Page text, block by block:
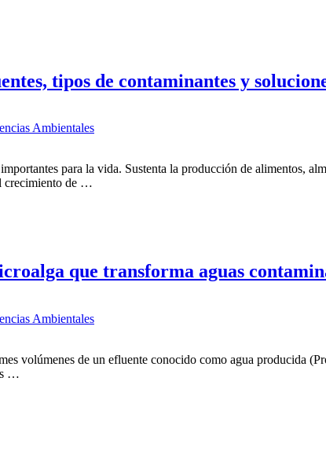
tipos de contaminantes y
Ambientales
para la vida. Sustenta la producción de alimentos,
crecimiento de …
que transforma aguas
Ambientales
volúmenes de un efluente conocido como agua producida
…